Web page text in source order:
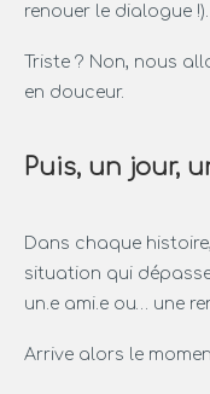
renouer le dialogue !).
Triste ? Non, nous
en douceur.
Puis, un jour,
Dans chaque
situation qui
un.e ami.e ou… une
Arrive alors le